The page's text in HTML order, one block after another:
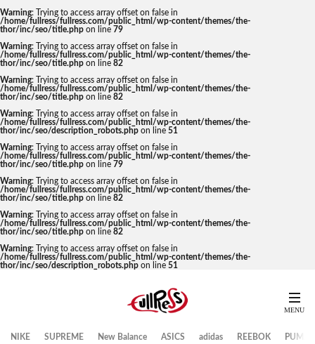
Warning: Trying to access array offset on false in
/home/fullress/fullress.com/public_html/wp-content/themes/the-
thor/inc/seo/title.php on line 79
Warning: Trying to access array offset on false in
/home/fullress/fullress.com/public_html/wp-content/themes/the-
thor/inc/seo/title.php on line 82
Warning: Trying to access array offset on false in
/home/fullress/fullress.com/public_html/wp-content/themes/the-
thor/inc/seo/title.php on line 82
Warning: Trying to access array offset on false in
/home/fullress/fullress.com/public_html/wp-content/themes/the-
thor/inc/seo/description_robots.php on line 51
Warning: Trying to access array offset on false in
/home/fullress/fullress.com/public_html/wp-content/themes/the-
thor/inc/seo/title.php on line 79
Warning: Trying to access array offset on false in
/home/fullress/fullress.com/public_html/wp-content/themes/the-
thor/inc/seo/title.php on line 82
Warning: Trying to access array offset on false in
/home/fullress/fullress.com/public_html/wp-content/themes/the-
thor/inc/seo/title.php on line 82
Warning: Trying to access array offset on false in
/home/fullress/fullress.com/public_html/wp-content/themes/the-
thor/inc/seo/description_robots.php on line 51
NIKE SUPREME New Balance ASICS adidas REEBOK PUMA